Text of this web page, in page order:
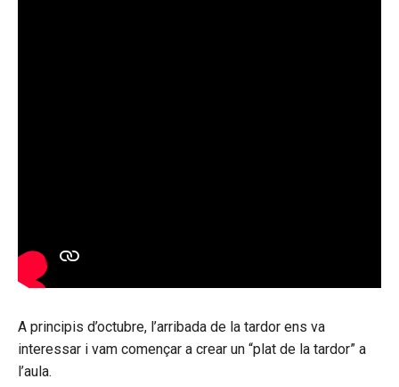
A principis d’octubre, l’arribada de la tardor ens va
interessar i vam començar a crear un “plat de la tardor” a
l’aula.